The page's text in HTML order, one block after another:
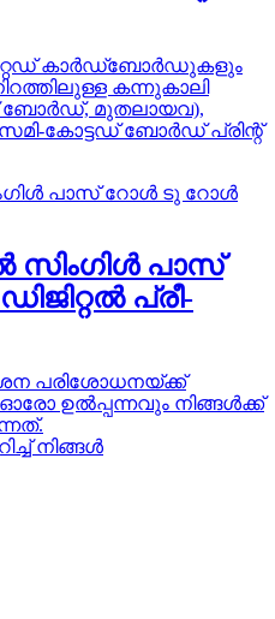
കാർഡ്ബോർഡുകളും
കന്നുകാലി
മുതലായവ),
കോട്ടഡ് ബോർഡ് പ്രിന്റ്
പാസ്
പ്രീ-
പരിശോധനയ്ക്ക്
ഉൽപ്പന്നവും നിങ്ങൾക്ക്
നിങ്ങൾ